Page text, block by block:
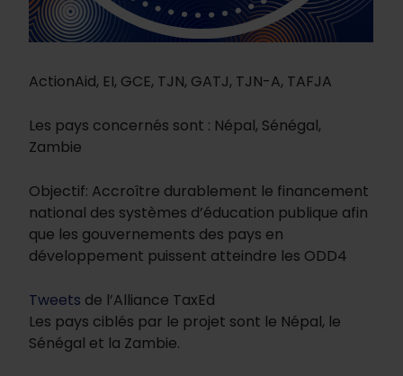
ActionAid, EI, GCE, TJN, GATJ, TJN-A, TAFJA
Les pays concernés sont : Népal, Sénégal,
Zambie
Objectif: Accroître durablement le financement
national des systèmes d’éducation publique afin
que les gouvernements des pays en
développement puissent atteindre les ODD4
Tweets de l’Alliance TaxEd
Les pays ciblés par le projet sont le Népal, le
Sénégal et la Zambie.